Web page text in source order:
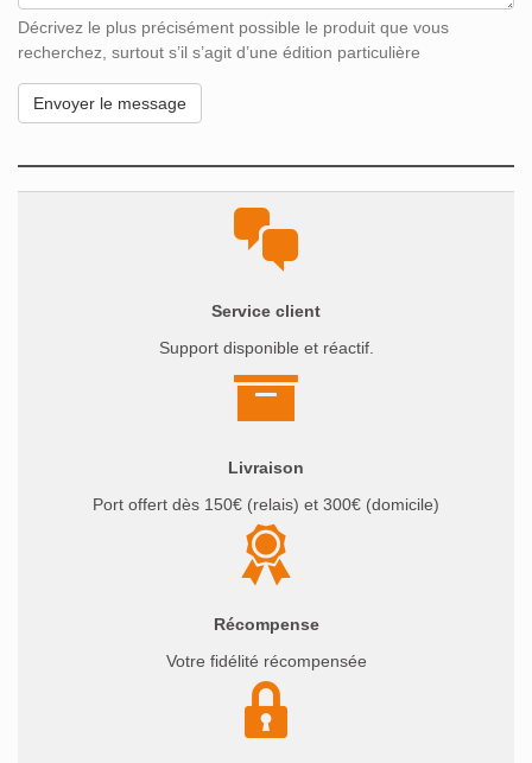
Décrivez le plus précisément possible le produit que vous
recherchez, surtout s’il s’agit d’une édition particulière
Service client
Support disponible et réactif.
Livraison
Port offert dès 150€ (relais) et 300€ (domicile)
Récompense
Votre fidélité récompensée